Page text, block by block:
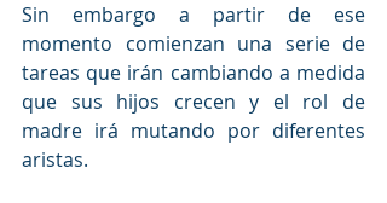
Sin embargo a partir de ese
momento comienzan una serie de
tareas que irán cambiando a medida
que sus hijos crecen y el rol de
madre irá mutando por diferentes
aristas.